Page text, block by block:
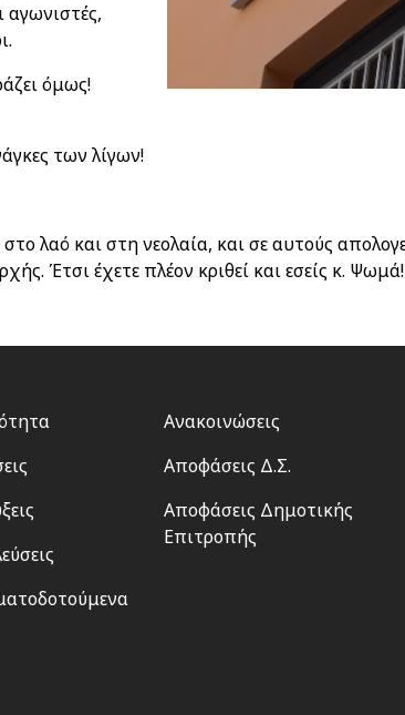
αγωνιστές,
όμως!
των λίγων!
λαό και στη νεολαία, και σε αυτούς
Έτσι έχετε πλέον κριθεί και εσείς κ. Ψωμά!
Footer
Ανακοινώσεις
Αποφάσεις Δ.Σ.
Αποφάσεις Δημοτικής
Επιτροπής